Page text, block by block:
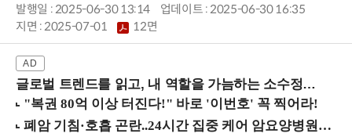
발행일 : 2025-06-30 13:14
업데이트 : 2025-06-30 16:35
지면 :2025-07-01 12면
글로벌 트렌드를 읽고, 내 역할을 가늠하는 소수정예 실습 워크숍 (8/28 신논현역)